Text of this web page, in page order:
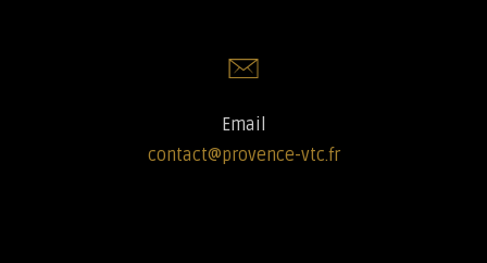
Email
contact@provence-vtc.fr